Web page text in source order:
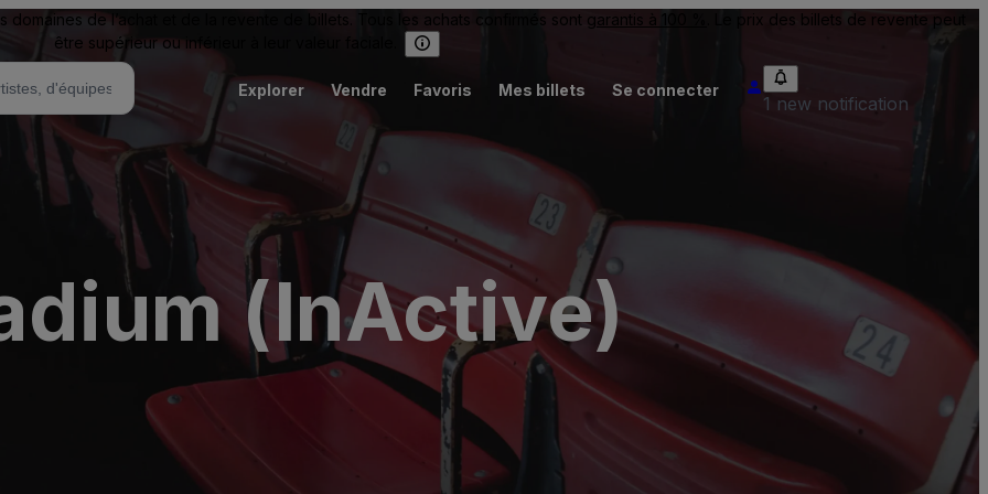
domaines de l’achat et de la revente de billets. Tous les achats confirmés sont garantis à 100 %
. Le prix des billets de revente peut
être supérieur ou inférieur à leur valeur faciale.
Explorer Vendre Favoris Mes billets Se connecter
1 new notification
(InActive)